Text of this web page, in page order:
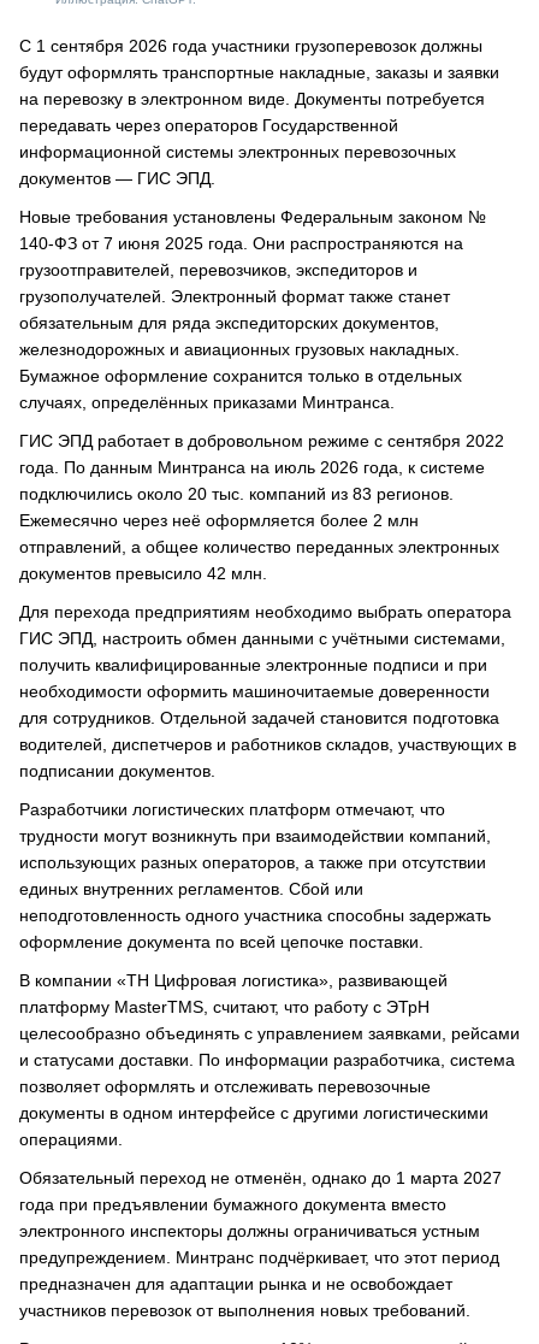
С 1 сентября 2026 года участники грузоперевозок должны
будут оформлять транспортные накладные, заказы и заявки
на перевозку в электронном виде. Документы потребуется
передавать через операторов Государственной
информационной системы электронных перевозочных
документов — ГИС ЭПД.
Новые требования установлены Федеральным законом №
140-ФЗ от 7 июня 2025 года. Они распространяются на
грузоотправителей, перевозчиков, экспедиторов и
грузополучателей. Электронный формат также станет
обязательным для ряда экспедиторских документов,
железнодорожных и авиационных грузовых накладных.
Бумажное оформление сохранится только в отдельных
случаях, определённых приказами Минтранса.
ГИС ЭПД работает в добровольном режиме с сентября 2022
года. По данным Минтранса на июль 2026 года, к системе
подключились около 20 тыс. компаний из 83 регионов.
Ежемесячно через неё оформляется более 2 млн
отправлений, а общее количество переданных электронных
документов превысило 42 млн.
Для перехода предприятиям необходимо выбрать оператора
ГИС ЭПД, настроить обмен данными с учётными системами,
получить квалифицированные электронные подписи и при
необходимости оформить машиночитаемые доверенности
для сотрудников. Отдельной задачей становится подготовка
водителей, диспетчеров и работников складов, участвующих в
подписании документов.
Разработчики логистических платформ отмечают, что
трудности могут возникнуть при взаимодействии компаний,
использующих разных операторов, а также при отсутствии
единых внутренних регламентов. Сбой или
неподготовленность одного участника способны задержать
оформление документа по всей цепочке поставки.
В компании «ТН Цифровая логистика», развивающей
платформу MasterTMS, считают, что работу с ЭТрН
целесообразно объединять с управлением заявками, рейсами
и статусами доставки. По информации разработчика, система
позволяет оформлять и отслеживать перевозочные
документы в одном интерфейсе с другими логистическими
операциями.
Обязательный переход не отменён, однако до 1 марта 2027
года при предъявлении бумажного документа вместо
электронного инспекторы должны ограничиваться устным
предупреждением. Минтранс подчёркивает, что этот период
предназначен для адаптации рынка и не освобождает
участников перевозок от выполнения новых требований.